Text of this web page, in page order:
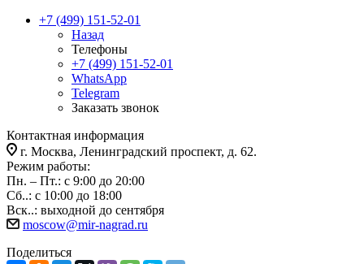
+7 (499) 151-52-01
Назад
Телефоны
+7 (499) 151-52-01
WhatsApp
Telegram
Заказать звонок
Контактная информация
г. Москва, Ленинградский проспект, д. 62.
Режим работы:
Пн. – Пт.: с 9:00 до 20:00
Сб..: с 10:00 до 18:00
Вск..: выходной до сентября
moscow@mir-nagrad.ru
Поделиться